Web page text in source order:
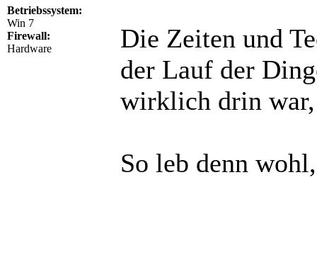
Betriebssystem:
Win 7
Firewall:
Hardware
Die Zeiten und
der Lauf der
wirklich drin
So leb denn